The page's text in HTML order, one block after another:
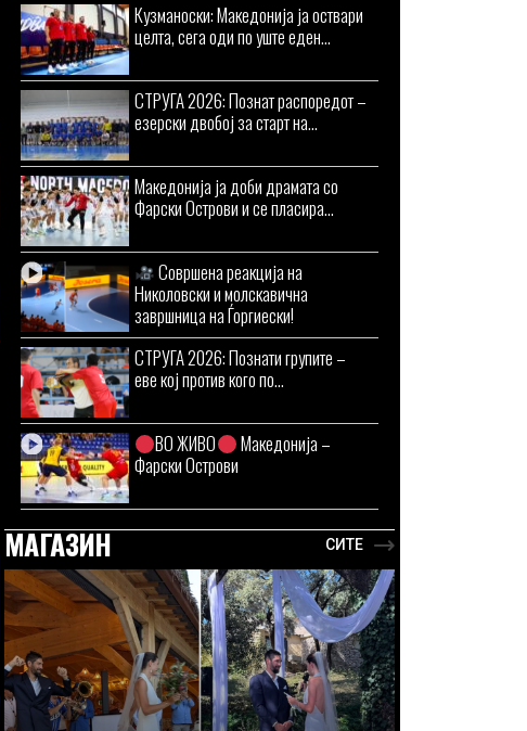
Кузманоски: Македонија ја оствари
целта, сега оди по уште еден...
СТРУГА 2026: Познат распоредот –
езерски двобој за старт на...
Македонија ја доби драмата со
Фарски Острови и се пласира...
Совршена реакција на
Николовски и молскавична
завршница на Ѓоргиески!
СТРУГА 2026: Познати групите –
еве кој против кого по...
ВО ЖИВО
Македонија –
Фарски Острови
МАГАЗИН СИТЕ